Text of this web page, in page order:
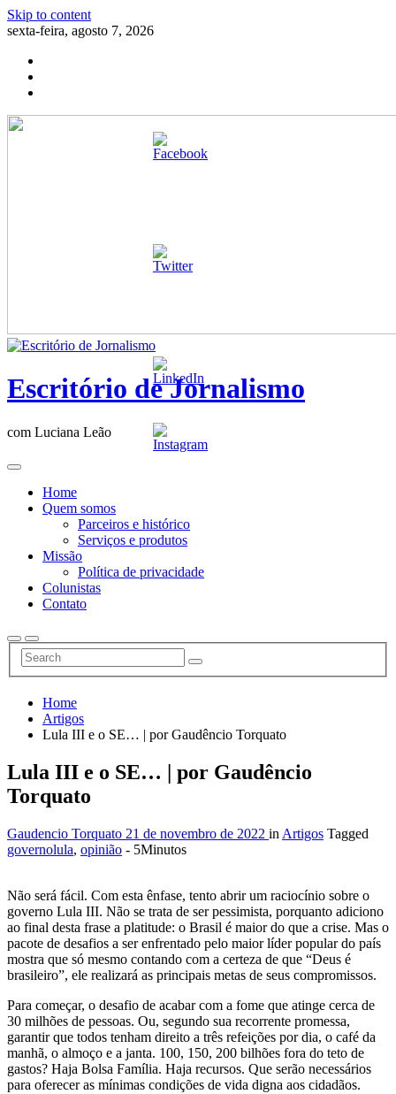
Skip to content
sexta-feira, agosto 7, 2026
Escritório de Jornalismo
com Luciana Leão
Home
Quem somos
Parceiros e histórico
Serviços e produtos
Missão
Política de privacidade
Colunistas
Contato
Home
Artigos
Lula III e o SE… | por Gaudêncio Torquato
Lula III e o SE… | por Gaudêncio
Torquato
Gaudencio Torquato 21 de novembro de 2022 in Artigos Tagged
governolula, opinião - 5Minutos
Não será fácil. Com esta ênfase, tento abrir um raciocínio sobre o
governo Lula III. Não se trata de ser pessimista, porquanto adiciono
ao final desta frase a platitude: o Brasil é maior do que a crise. Mas o
pacote de desafios a ser enfrentado pelo maior líder popular do país
mostra que só mesmo contando com a certeza de que “Deus é
brasileiro”, ele realizará as principais metas de seus compromissos.
Para começar, o desafio de acabar com a fome que atinge cerca de
30 milhões de pessoas. Ou, segundo sua recorrente promessa,
garantir que todos tenham direito a três refeições por dia, o café da
manhã, o almoço e a janta. 100, 150, 200 bilhões fora do teto de
gastos? Haja Bolsa Família. Haja recursos. Que serão necessários
para oferecer as mínimas condições de vida digna aos cidadãos.